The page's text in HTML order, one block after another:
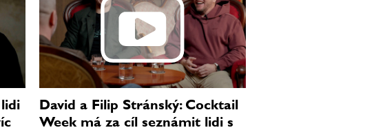
David a Filip Stránský: Cocktail
Week má za cíl seznámit lidi s